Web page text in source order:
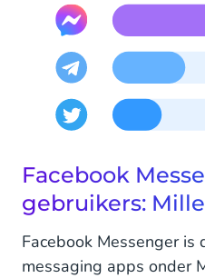
Facebook
gebruikers:
Facebook Messenger is
messaging apps onder